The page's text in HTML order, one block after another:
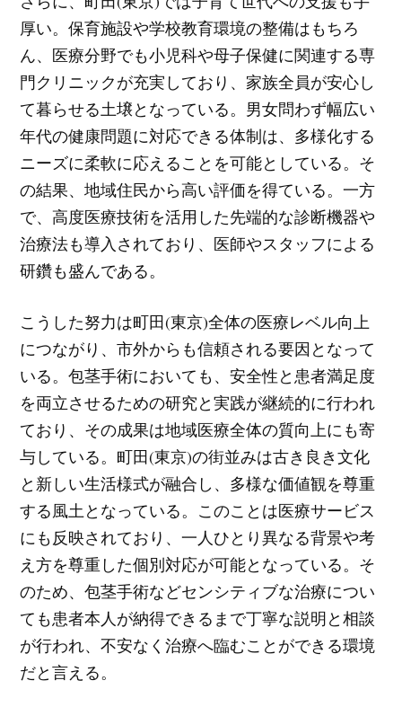
厚い。保育施設や学校教育環境の整備はもちろ
ん、医療分野でも小児科や母子保健に関連する専
門クリニックが充実しており、家族全員が安心し
て暮らせる土壌となっている。男女問わず幅広い
年代の健康問題に対応できる体制は、多様化する
ニーズに柔軟に応えることを可能としている。そ
の結果、地域住民から高い評価を得ている。一方
で、高度医療技術を活用した先端的な診断機器や
治療法も導入されており、医師やスタッフによる
研鑽も盛んである。
こうした努力は町田(東京)全体の医療レベル向上
につながり、市外からも信頼される要因となって
いる。包茎手術においても、安全性と患者満足度
を両立させるための研究と実践が継続的に行われ
ており、その成果は地域医療全体の質向上にも寄
与している。町田(東京)の街並みは古き良き文化
と新しい生活様式が融合し、多様な価値観を尊重
する風土となっている。このことは医療サービス
にも反映されており、一人ひとり異なる背景や考
え方を尊重した個別対応が可能となっている。そ
のため、包茎手術などセンシティブな治療につい
ても患者本人が納得できるまで丁寧な説明と相談
が行われ、不安なく治療へ臨むことができる環境
だと言える。